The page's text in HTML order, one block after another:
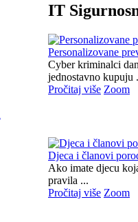
IT
Personalizovane
Cyber kriminalci
jednostavno kupuju
Pročitaj više Zoom
Djeca i članovi
Ako imate djecu
pravila ...
Pročitaj više Zoom